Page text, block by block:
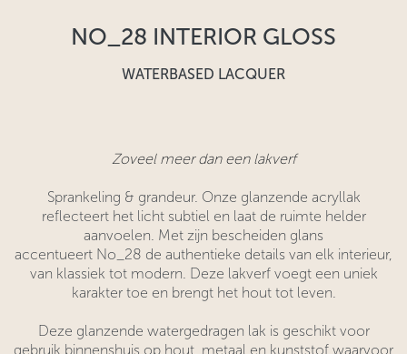
NO_28 INTERIOR GLOSS
WATERBASED LACQUER
Zoveel meer dan een lakverf
Sprankeling & grandeur. Onze glanzende acryllak
reflecteert het licht subtiel en laat de ruimte helder
aanvoelen. Met zijn bescheiden glans
accentueert No_28 de authentieke details van elk interieur,
van klassiek tot modern. Deze lakverf voegt een uniek
karakter toe en brengt het hout tot leven.
Deze glanzende watergedragen lak is geschikt voor
gebruik binnenshuis op hout, metaal en kunststof waarvoor